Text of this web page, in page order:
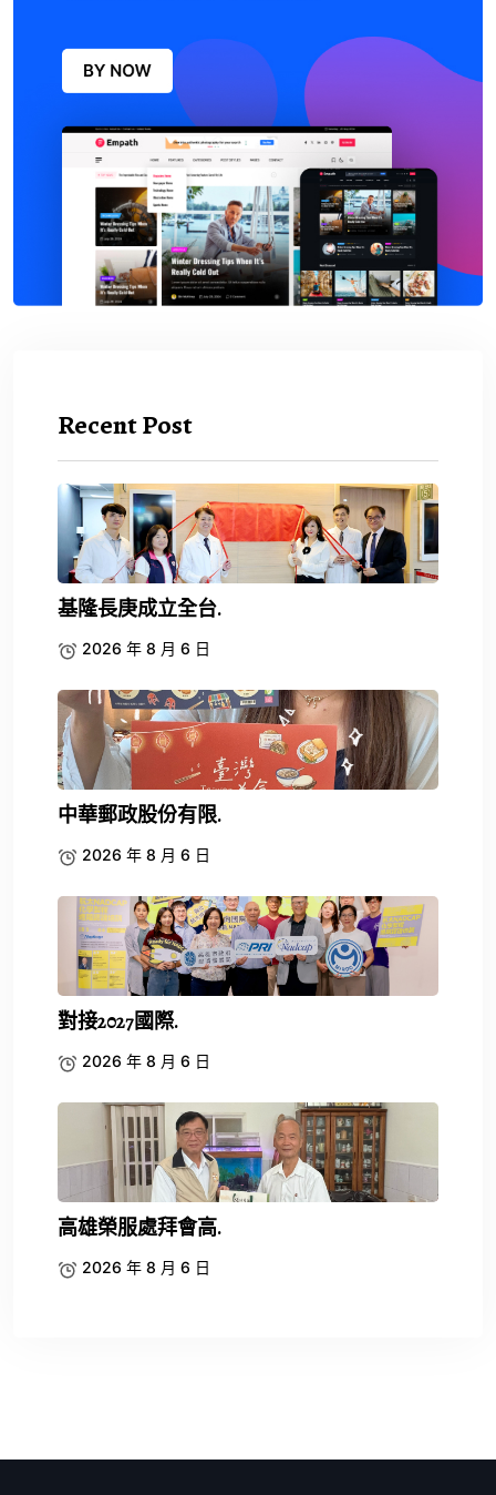
Recent Post
基隆長庚成立全台.
2026 年 8 月 6 日
中華郵政股份有限.
2026 年 8 月 6 日
對接2027國際.
2026 年 8 月 6 日
高雄榮服處拜會高.
2026 年 8 月 6 日